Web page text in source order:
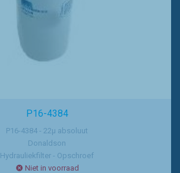
P16-4384
P16-4384 - 22µ absoluut
Donaldson
Hydrauliekfilter - Opschroef
Niet in voorraad